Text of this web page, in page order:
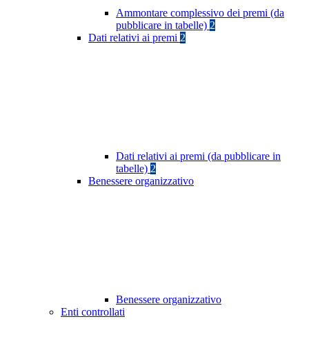
Ammontare complessivo dei premi (da
pubblicare in tabelle) 2
Dati relativi ai premi 2
Dati relativi ai premi (da pubblicare in
tabelle) 2
Benessere organizzativo
Benessere organizzativo
Enti controllati